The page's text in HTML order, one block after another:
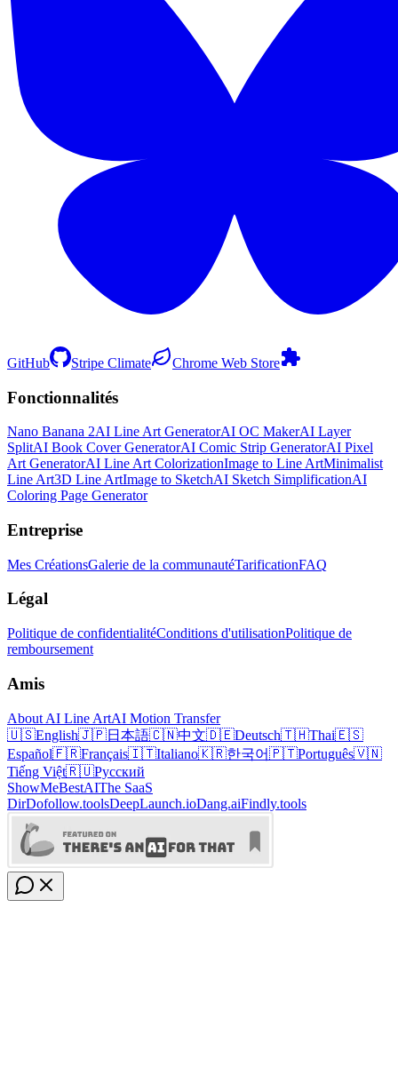
GitHub Stripe Climate Chrome Web Store
Fonctionnalités
Nano Banana 2AI Line Art GeneratorAI OC MakerAI Layer
SplitAI Book Cover GeneratorAI Comic Strip GeneratorAI Pixel
Art GeneratorAI Line Art ColorizationImage to Line ArtMinimalist
Line Art3D Line ArtImage to SketchAI Sketch SimplificationAI
Coloring Page Generator
Entreprise
Mes CréationsGalerie de la communautéTarificationFAQ
Légal
Politique de confidentialitéConditions d'utilisationPolitique de
remboursement
Amis
About AI Line ArtAI Motion Transfer
🇺🇸English🇯🇵日本語🇨🇳中文🇩🇪Deutsch🇹🇭Thai🇪🇸
Español🇫🇷Français🇮🇹Italiano🇰🇷한국어🇵🇹Português🇻🇳
Tiếng Việt🇷🇺Русский
ShowMeBestAIThe SaaS
DirDofollow.toolsDeepLaunch.ioDang.aiFindly.tools